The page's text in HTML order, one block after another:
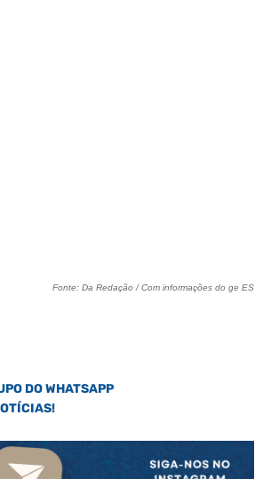
Fonte: Da Redação / Com informações do ge ES
DO WHATSAPP